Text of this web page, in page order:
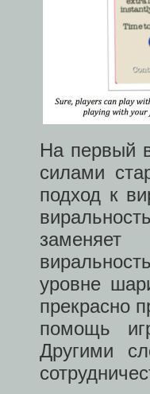
На первый
силами
подход к
уровне
прекрасно
помощь
Другими